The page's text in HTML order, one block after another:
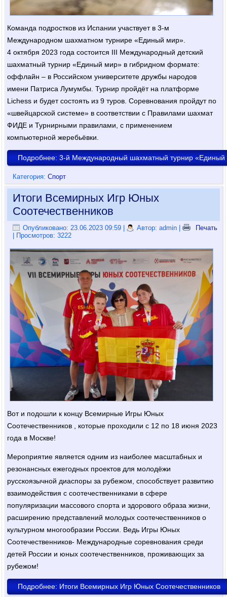
Команда подростков из Испании участвует в 3-м
Международном шахматном турнире «Единый мир».
4 октября 2023 года состоится III Международный детский
шахматный турнир «Единый мир» в гибридном формате:
оффлайн – в Российском университете дружбы народов
имени Патриса Лумумбы. Турнир пройдёт на платформе
Lichess и будет состоять из 9 туров. Соревнования пройдут по
«швейцарской системе» в соответствии с Правилами шахмат
ФИДЕ и Турнирными правилами, с применением
компьютерной жеребьёвки.
Подробнее: 3-й Международный шахматный турнир
Категория:Спорт
Итоги Всемирных Игр Юных
Соотечественников
Опубликовано: 23.06.2023 09:59 | Автор: admin |
Печать
| Просмотров: 3222
Вот и подошли к концу Всемирные Игры Юных
Соотечественников , которые проходили с 12 по 18 июня 2023
года в Москве!
Мероприятие является одним из наиболее масштабных и
резонансных ежегодных проектов для молодёжи
русскоязычной диаспоры за рубежом, способствует развитию
взаимодействия с соотечественниками в сфере
популяризации массового спорта и здорового образа жизни,
расширению представлений молодых соотечественников о
культурном многообразии России. Ведь Игры Юных
Соотечественников- Международные соревнования среди
детей России и юных соотечественников, проживающих за
рубежом!
Подробнее: Итоги Всемирных Игр Юных Соотечественников